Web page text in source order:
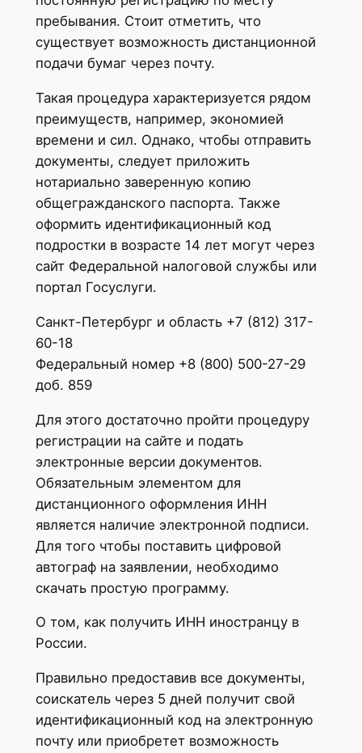
пребывания. Стоит отметить, что
существует возможность дистанционной
подачи бумаг через почту.
Такая процедура характеризуется рядом
преимуществ, например, экономией
времени и сил. Однако, чтобы отправить
документы, следует приложить
нотариально заверенную копию
общегражданского паспорта. Также
оформить идентификационный код
подростки в возрасте 14 лет могут через
сайт Федеральной налоговой службы или
портал Госуслуги.
Санкт-Петербург и область +7 (812) 317-
60-18
Федеральный номер +8 (800) 500-27-29
доб. 859
Для этого достаточно пройти процедуру
регистрации на сайте и подать
электронные версии документов.
Обязательным элементом для
дистанционного оформления ИНН
является наличие электронной подписи.
Для того чтобы поставить цифровой
автограф на заявлении, необходимо
скачать простую программу.
О том, как получить ИНН иностранцу в
России.
Правильно предоставив все документы,
соискатель через 5 дней получит свой
идентификационный код на электронную
почту или приобретет возможность